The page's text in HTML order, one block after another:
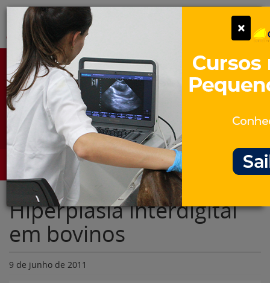
Pular
para
conteúdo
Portal para Profissionais Veterinários
Assine Gratuitamente
Categorias
Hiperplasia interdigital
em bovinos
9 de junho de 2011
×